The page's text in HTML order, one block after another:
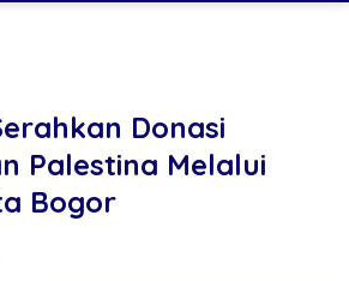
Donasi
Palestina Melalui
Bogor